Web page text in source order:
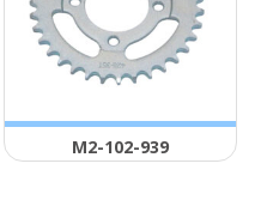
Μ2-102-939